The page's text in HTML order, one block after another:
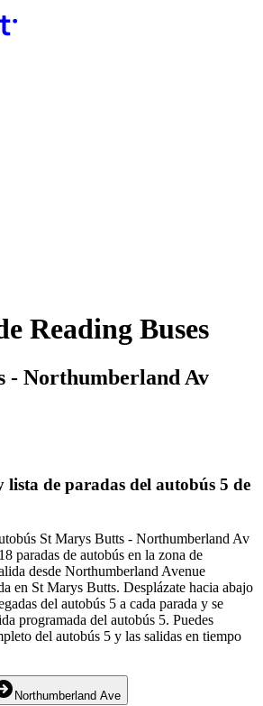
Reading Buses
- Northumberland Av
lista de paradas del autobús 5 de
St Marys Butts - Northumberland Av
paradas de autobús en la zona de
desde Northumberland Avenue
en St Marys Butts. Desplázate hacia abajo
del autobús 5 a cada parada y se
programada del autobús 5. Puedes
del autobús 5 y las salidas en tiempo
Northumberland Ave